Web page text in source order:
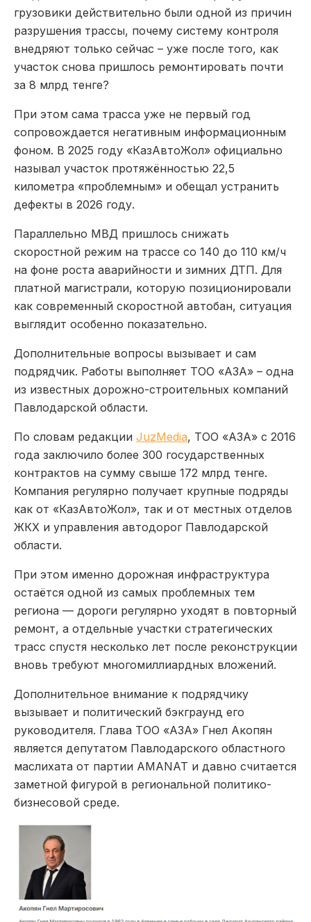
грузовики действительно были одной из причин
разрушения трассы, почему систему контроля
внедряют только сейчас – уже после того, как
участок снова пришлось ремонтировать почти
за 8 млрд тенге?
При этом сама трасса уже не первый год
сопровождается негативным информационным
фоном. В 2025 году «КазАвтоЖол» официально
называл участок протяжённостью 22,5
километра «проблемным» и обещал устранить
дефекты в 2026 году.
Параллельно МВД пришлось снижать
скоростной режим на трассе со 140 до 110 км/ч
на фоне роста аварийности и зимних ДТП. Для
платной магистрали, которую позиционировали
как современный скоростной автобан, ситуация
выглядит особенно показательно.
Дополнительные вопросы вызывает и сам
подрядчик. Работы выполняет ТОО «АЗА» – одна
из известных дорожно-строительных компаний
Павлодарской области.
По словам редакции JuzMedia, ТОО «АЗА» с 2016
года заключило более 300 государственных
контрактов на сумму свыше 172 млрд тенге.
Компания регулярно получает крупные подряды
как от «КазАвтоЖол», так и от местных отделов
ЖКХ и управления автодорог Павлодарской
области.
При этом именно дорожная инфраструктура
остаётся одной из самых проблемных тем
региона — дороги регулярно уходят в повторный
ремонт, а отдельные участки стратегических
трасс спустя несколько лет после реконструкции
вновь требуют многомиллиардных вложений.
Дополнительное внимание к подрядчику
вызывает и политический бэкграунд его
руководителя. Глава ТОО «АЗА» Гнел Акопян
является депутатом Павлодарского областного
маслихата от партии AMANAT и давно считается
заметной фигурой в региональной политико-
бизнесовой среде.